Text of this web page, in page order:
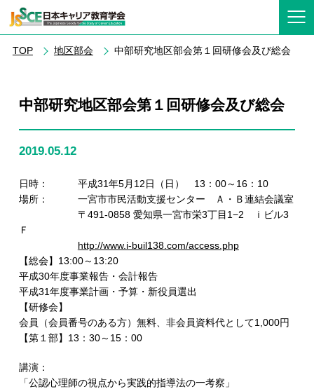
TOP 地区部会 中部研究地区部会第１回研修会及び総会
中部研究地区部会第１回研修会及び総会
2019.05.12
日時： 平成31年5月12日（日） 13：00～16：10
場所： 一宮市市民活動支援センター Ａ・Ｂ連結会議室
〒491-0858 愛知県一宮市栄3丁目1−2 ｉビル3
Ｆ
http://www.i-buil138.com/access.php
【総会】13:00～13:20
平成30年度事業報告・会計報告
平成31年度事業計画・予算・新役員選出
【研修会】
会員（会員番号のある方）無料、非会員資料代として1,000円
【第１部】13：30～15：00
講演：
「公認心理師の視点から実践的指導法の一考察」